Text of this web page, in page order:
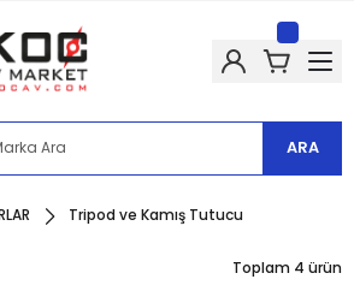
hesabımızı takip edin!
haberdar olmak için @alkocav instagram
hesabımızı takip edin!
haberdar olmak için @alkocav instagram
hesabımızı takip edin!
haberdar olmak için @alkocav instagram
hesabımızı takip edin!
ARA
Tripod ve Kamış Tutucu
Toplam 4 ürün